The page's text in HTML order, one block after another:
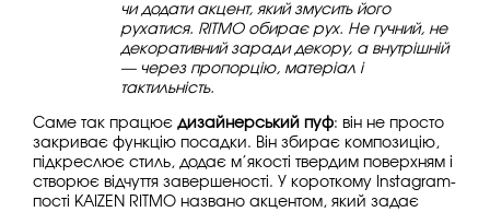
чи додати акцент, який змусить його
рухатися. RITMO обирає рух. Не гучний, не
декоративний заради декору, а внутрішній
— через пропорцію, матеріал і
тактильність.
Саме так працює дизайнерський пуф: він не просто
закриває функцію посадки. Він збирає композицію,
підкреслює стиль, додає м’якості твердим поверхням і
створює відчуття завершеності. У короткому Instagram-
пості KAIZEN RITMO названо акцентом, який задає